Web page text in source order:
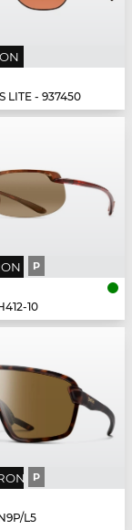
LITE - 937450
P
10
P
L5